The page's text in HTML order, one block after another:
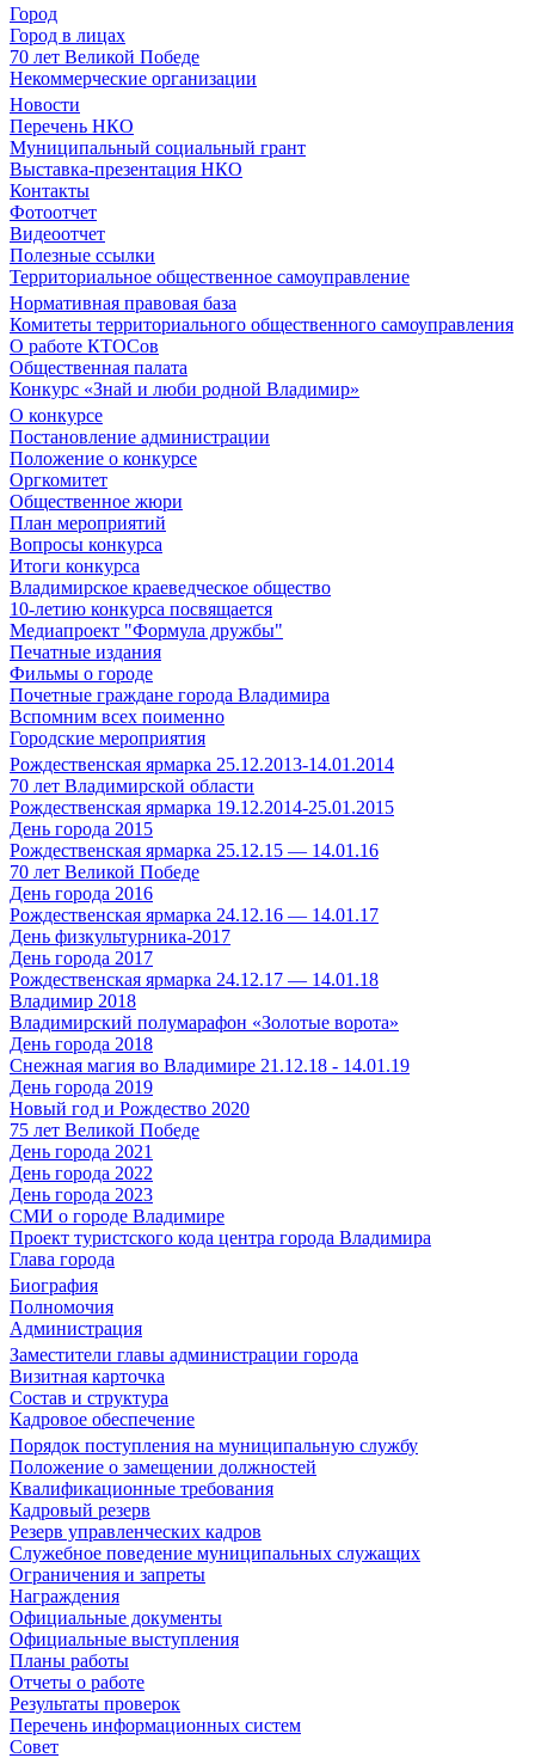
Город
Город в лицах
70 лет Великой Победе
Некоммерческие организации
Новости
Перечень НКО
Муниципальный социальный грант
Выставка-презентация НКО
Контакты
Фотоотчет
Видеоотчет
Полезные ссылки
Территориальное общественное самоуправление
Нормативная правовая база
Комитеты территориального общественного самоуправления
О работе КТОСов
Общественная палата
Конкурс «Знай и люби родной Владимир»
О конкурсе
Постановление администрации
Положение о конкурсе
Оргкомитет
Общественное жюри
План мероприятий
Вопросы конкурса
Итоги конкурса
Владимирское краеведческое общество
10-летию конкурса посвящается
Медиапроект "Формула дружбы"
Печатные издания
Фильмы о городе
Почетные граждане города Владимира
Вспомним всех поименно
Городские мероприятия
Рождественская ярмарка 25.12.2013-14.01.2014
70 лет Владимирской области
Рождественская ярмарка 19.12.2014-25.01.2015
День города 2015
Рождественская ярмарка 25.12.15 — 14.01.16
70 лет Великой Победе
День города 2016
Рождественская ярмарка 24.12.16 — 14.01.17
День физкультурника-2017
День города 2017
Рождественская ярмарка 24.12.17 — 14.01.18
Владимир 2018
Владимирский полумарафон «Золотые ворота»
День города 2018
Снежная магия во Владимире 21.12.18 - 14.01.19
День города 2019
Новый год и Рождество 2020
75 лет Великой Победе
День города 2021
День города 2022
День города 2023
СМИ о городе Владимире
Проект туристского кода центра города Владимира
Глава города
Биография
Полномочия
Администрация
Заместители главы администрации города
Визитная карточка
Состав и структура
Кадровое обеспечение
Порядок поступления на муниципальную службу
Положение о замещении должностей
Квалификационные требования
Кадровый резерв
Резерв управленческих кадров
Служебное поведение муниципальных служащих
Ограничения и запреты
Награждения
Официальные документы
Официальные выступления
Планы работы
Отчеты о работе
Результаты проверок
Перечень информационных систем
Совет